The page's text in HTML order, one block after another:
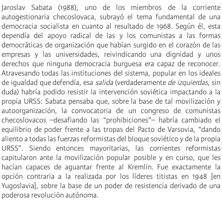
Jaroslav Sabata (1988), uno de los miembros de la corriente
autogestionaria checoslovaca, subrayó el tema fundamental de una
democracia socialista en cuanto al resultado de 1968. Según él, esta
dependía del apoyo radical de las y los comunistas a las formas
democráticas de organización que habían surgido en el corazón de las
empresas y las universidades, reivindicando una dignidad y unos
derechos que ninguna democracia burguesa era capaz de reconocer.
Atravesando todas las instituciones del sistema, popular en los ideales
de igualdad que defendía, esa salida(verdaderamente de izquierdas, sin
duda) habría podido resistir la intervención soviética impactando a la
propia URSS: Sabata pensaba que, sobre la base de tal movilización y
autoorganización, la convocatoria de un congreso de comunistas
checoslovacos –desafiando las “prohibiciones”– habría cambiado el
equilibrio de poder frente a las tropas del Pacto de Varsovia, “dando
aliento a todas las fuerzas reformistas del bloque soviético y de la propia
URSS”. Siendo entonces mayoritarias, las corrientes reformistas
capitularon ante la movilización popular posible y en curso, que les
hacían capaces de aguantar frente al Kremlin. Fue exactamente la
opción contraria a la realizada por los líderes titistas en 1948 [en
Yugoslavia], sobre la base de un poder de resistencia derivado de una
poderosa revolución autónoma.